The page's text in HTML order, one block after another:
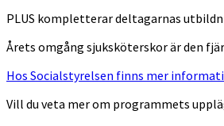
PLUS kompletterar deltagarnas
Årets omgång sjuksköterskor är den
Hos Socialstyrelsen finns mer
Vill du veta mer om programmets